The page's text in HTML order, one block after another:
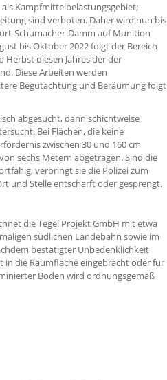
als Kampfmittelbelastungsgebiet;
sind verboten. Daher wird nun bis
Schumacher-Damm auf Munition
bis Oktober 2022 folgt der Bereich
diesen Jahres der der
Diese Arbeiten werden
Begutachtung und Beräumung folgt
abgesucht, dann schichtweise
Bei Flächen, die keine
zwischen 30 und 160 cm
sechs Metern abgetragen. Sind die
verbringt sie die Polizei zum
und Stelle entschärft oder gesprengt.
die Tegel Projekt GmbH mit etwa
südlichen Landebahn sowie im
bestätigter Unbedenklichkeit
die Räumfläche eingebracht oder für
Boden wird ordnungsgemäß